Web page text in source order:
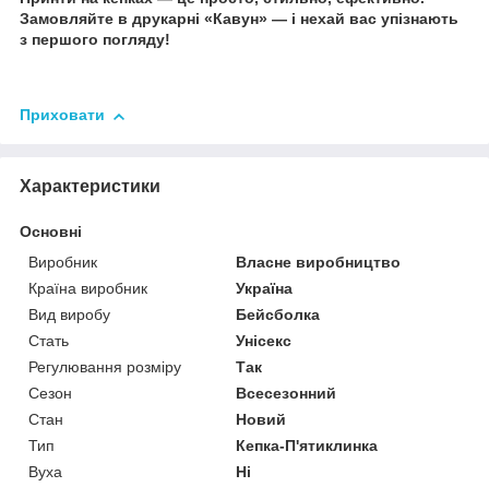
Замовляйте в друкарні «Кавун» — і нехай вас упізнають
з першого погляду!
Приховати
Характеристики
Основні
Виробник
Власне виробництво
Країна виробник
Україна
Вид виробу
Бейсболка
Стать
Унісекс
Регулювання розміру
Так
Сезон
Всесезонний
Стан
Новий
Тип
Кепка-П'ятиклинка
Вуха
Ні